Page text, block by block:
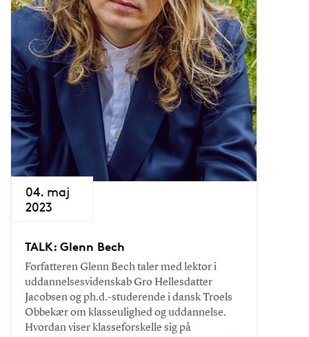
04. maj
2023
TALK: Glenn Bech
Forfatteren Glenn Bech taler med lektor i
uddannelsesvidenskab Gro Hellesdatter
Jacobsen og ph.d.-studerende i dansk Troels
Obbekær om klasseulighed og uddannelse.
Hvordan viser klasseforskelle sig på